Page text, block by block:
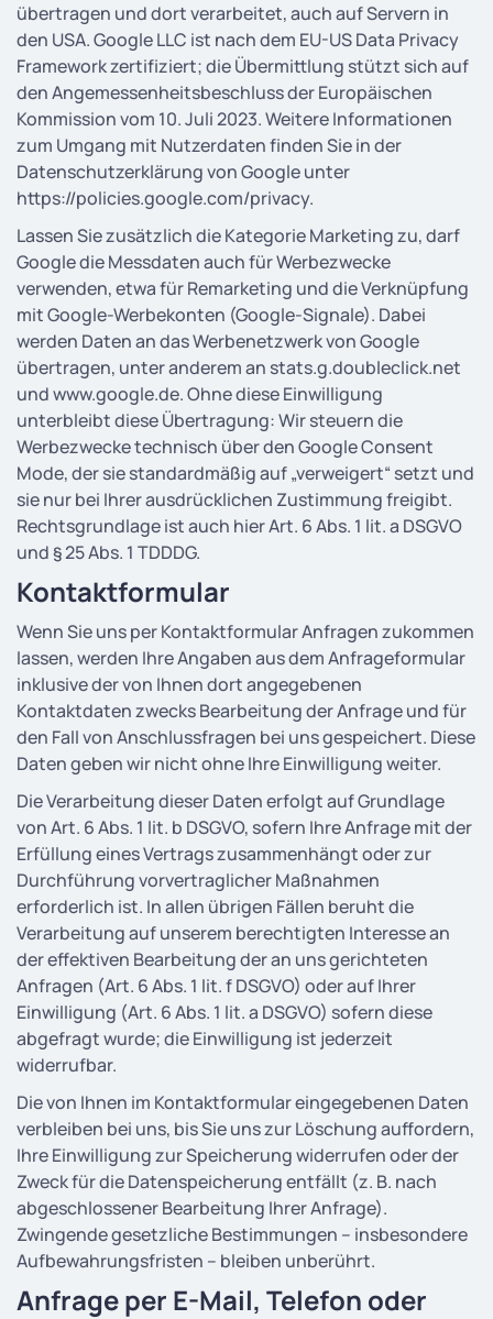
übertragen und dort verarbeitet, auch auf Servern in
den USA. Google LLC ist nach dem EU-US Data Privacy
Framework zertifiziert; die Übermittlung stützt sich auf
den Angemessenheitsbeschluss der Europäischen
Kommission vom 10. Juli 2023. Weitere Informationen
zum Umgang mit Nutzerdaten finden Sie in der
Datenschutzerklärung von Google unter
https://policies.google.com/privacy.
Lassen Sie zusätzlich die Kategorie Marketing zu, darf
Google die Messdaten auch für Werbezwecke
verwenden, etwa für Remarketing und die Verknüpfung
mit Google-Werbekonten (Google-Signale). Dabei
werden Daten an das Werbenetzwerk von Google
übertragen, unter anderem an stats.g.doubleclick.net
und www.google.de. Ohne diese Einwilligung
unterbleibt diese Übertragung: Wir steuern die
Werbezwecke technisch über den Google Consent
Mode, der sie standardmäßig auf „verweigert“ setzt und
sie nur bei Ihrer ausdrücklichen Zustimmung freigibt.
Rechtsgrundlage ist auch hier Art. 6 Abs. 1 lit. a DSGVO
und § 25 Abs. 1 TDDDG.
Kontaktformular
Wenn Sie uns per Kontaktformular Anfragen zukommen
lassen, werden Ihre Angaben aus dem Anfrageformular
inklusive der von Ihnen dort angegebenen
Kontaktdaten zwecks Bearbeitung der Anfrage und für
den Fall von Anschlussfragen bei uns gespeichert. Diese
Daten geben wir nicht ohne Ihre Einwilligung weiter.
Die Verarbeitung dieser Daten erfolgt auf Grundlage
von Art. 6 Abs. 1 lit. b DSGVO, sofern Ihre Anfrage mit der
Erfüllung eines Vertrags zusammenhängt oder zur
Durchführung vorvertraglicher Maßnahmen
erforderlich ist. In allen übrigen Fällen beruht die
Verarbeitung auf unserem berechtigten Interesse an
der effektiven Bearbeitung der an uns gerichteten
Anfragen (Art. 6 Abs. 1 lit. f DSGVO) oder auf Ihrer
Einwilligung (Art. 6 Abs. 1 lit. a DSGVO) sofern diese
abgefragt wurde; die Einwilligung ist jederzeit
widerrufbar.
Die von Ihnen im Kontaktformular eingegebenen Daten
verbleiben bei uns, bis Sie uns zur Löschung auffordern,
Ihre Einwilligung zur Speicherung widerrufen oder der
Zweck für die Datenspeicherung entfällt (z. B. nach
abgeschlossener Bearbeitung Ihrer Anfrage).
Zwingende gesetzliche Bestimmungen – insbesondere
Aufbewahrungsfristen – bleiben unberührt.
Anfrage per E-Mail, Telefon oder